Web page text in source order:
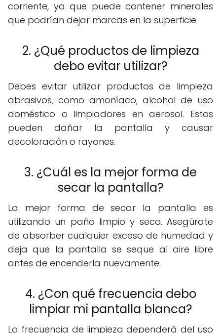
corriente, ya que puede contener minerales
que podrían dejar marcas en la superficie.
2. ¿Qué productos de limpieza
debo evitar utilizar?
Debes evitar utilizar productos de limpieza
abrasivos, como amoníaco, alcohol de uso
doméstico o limpiadores en aerosol. Estos
pueden dañar la pantalla y causar
decoloración o rayones.
3. ¿Cuál es la mejor forma de
secar la pantalla?
La mejor forma de secar la pantalla es
utilizando un paño limpio y seco. Asegúrate
de absorber cualquier exceso de humedad y
deja que la pantalla se seque al aire libre
antes de encenderla nuevamente.
4. ¿Con qué frecuencia debo
limpiar mi pantalla blanca?
La frecuencia de limpieza dependerá del uso